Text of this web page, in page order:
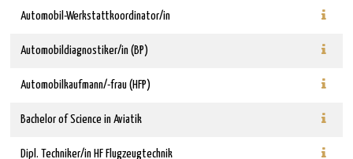
Automobil-Werkstattkoordinator/in
Automobildiagnostiker/in (BP)
Automobilkaufmann/-frau (HFP)
Bachelor of Science in Aviatik
Dipl. Techniker/in HF Flugzeugtechnik